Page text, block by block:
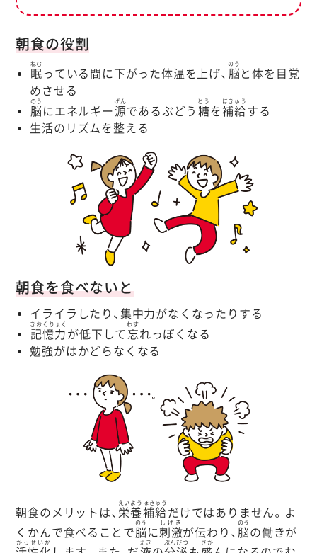
朝食の役割
眠
ねむ
っている間に下がった体温を上げ、 脳
のう
と体を目覚
めさせる
脳
のう
にエネルギー 源
げん
であるぶどう 糖
とう
を補給
ほきゅう
する
生活のリズムを整える
朝食を食べないと
イライラしたり、集中力がなくなったりする
記憶力
きおくりょく
が低下して 忘
わす
れっぽくなる
勉強がはかどらなくなる
朝食のメリットは、 栄養補給
えいようほきゅう
だけではありません。よ
くかんで食べることで脳
のう
に 刺激
しげき
が伝わり、 脳
のう
の働きが
かっせいか えき ぶんぴつ さか